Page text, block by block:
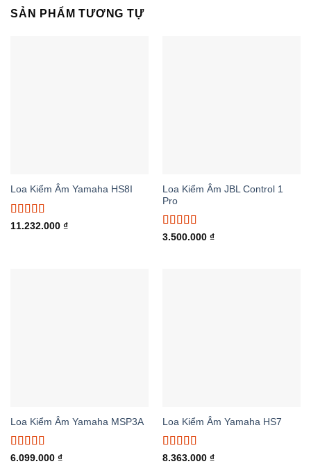
SẢN PHẨM TƯƠNG TỰ
Loa Kiểm Âm Yamaha HS8I
Được xếp
11.232.000 ₫
Loa Kiểm Âm JBL Control 1
Pro
Được xếp
3.500.000 ₫
Loa Kiểm Âm Yamaha MSP3A
Được xếp
6.099.000 ₫
Loa Kiểm Âm Yamaha HS7
Được xếp
8.363.000 ₫